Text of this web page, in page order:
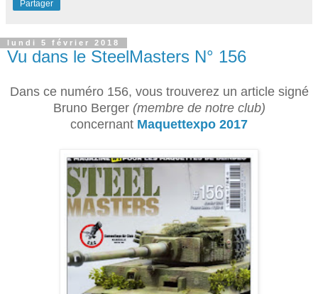
Partager
lundi 5 février 2018
Vu dans le SteelMasters N° 156
Dans ce numéro 156, vous trouverez un article signé
Bruno Berger (membre de notre club)
concernant Maquettexpo 2017